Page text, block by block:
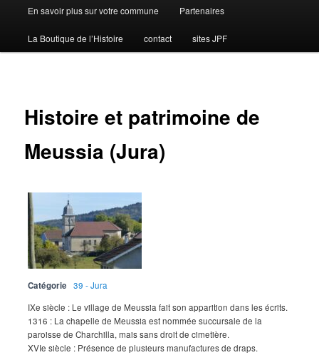
principal
En savoir plus sur votre commune Partenaires
La Boutique de l’Histoire contact sites JPF
Histoire et patrimoine de
Meussia (Jura)
Catégorie
39 - Jura
IXe siècle : Le village de Meussia fait son apparition dans les écrits.
1316 : La chapelle de Meussia est nommée succursale de la
paroisse de Charchilla, mais sans droit de cimetière.
XVIe siècle : Présence de plusieurs manufactures de draps.